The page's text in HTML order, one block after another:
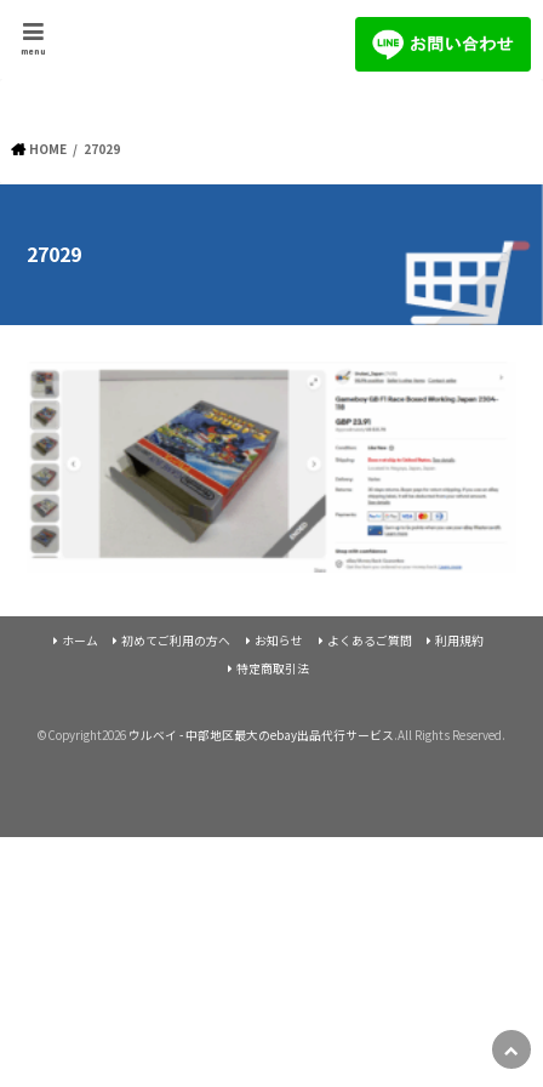
menu
HOME 27029
27029
ホーム 初めてご利用の方へ お知らせ よくあるご質問
利用規約
特定商取引法
©Copyright2026 ウルベイ - 中部地区最大のebay出品代行サービス .All Rights Reserved.